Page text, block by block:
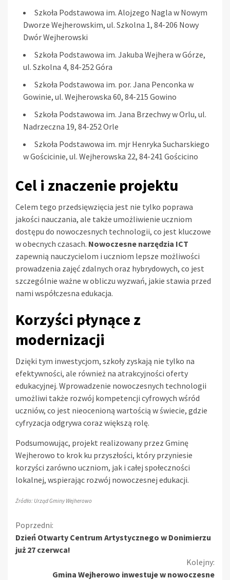
Szkoła Podstawowa im. Alojzego Nagla w Nowym
Dworze Wejherowskim, ul. Szkolna 1, 84-206 Nowy
Dwór Wejherowski
Szkoła Podstawowa im. Jakuba Wejhera w Górze,
ul. Szkolna 4, 84-252 Góra
Szkoła Podstawowa im. por. Jana Penconka w
Gowinie, ul. Wejherowska 60, 84-215 Gowino
Szkoła Podstawowa im. Jana Brzechwy w Orlu, ul.
Nadrzeczna 19, 84-252 Orle
Szkoła Podstawowa im. mjr Henryka Sucharskiego
w Gościcinie, ul. Wejherowska 22, 84-241 Gościcino
Cel i znaczenie projektu
Celem tego przedsięwzięcia jest nie tylko poprawa
jakości nauczania, ale także umożliwienie uczniom
dostępu do nowoczesnych technologii, co jest kluczowe
w obecnych czasach. Nowoczesne narzędzia ICT
zapewnią nauczycielom i uczniom lepsze możliwości
prowadzenia zajęć zdalnych oraz hybrydowych, co jest
szczególnie ważne w obliczu wyzwań, jakie stawia przed
nami współczesna edukacja.
Korzyści płynące z
modernizacji
Dzięki tym inwestycjom, szkoły zyskają nie tylko na
efektywności, ale również na atrakcyjności oferty
edukacyjnej. Wprowadzenie nowoczesnych technologii
umożliwi także rozwój kompetencji cyfrowych wśród
uczniów, co jest nieocenioną wartością w świecie, gdzie
cyfryzacja odgrywa coraz większą rolę.
Podsumowując, projekt realizowany przez Gminę
Wejherowo to krok ku przyszłości, który przyniesie
korzyści zarówno uczniom, jak i całej społeczności
lokalnej, wspierając rozwój nowoczesnej edukacji.
Źródło: Urząd Gminy Wejherowo
Kontynuuj
czytanie
Poprzedni:
Dzień Otwarty Centrum Artystycznego w Donimierzu
już 27 czerwca!
Kolejny:
Gmina Wejherowo inwestuje w nowoczesne